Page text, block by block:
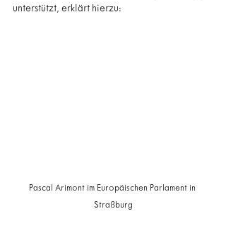
unterstützt, erklärt hierzu:
Pascal Arimont im Europäischen Parlament in
Straßburg